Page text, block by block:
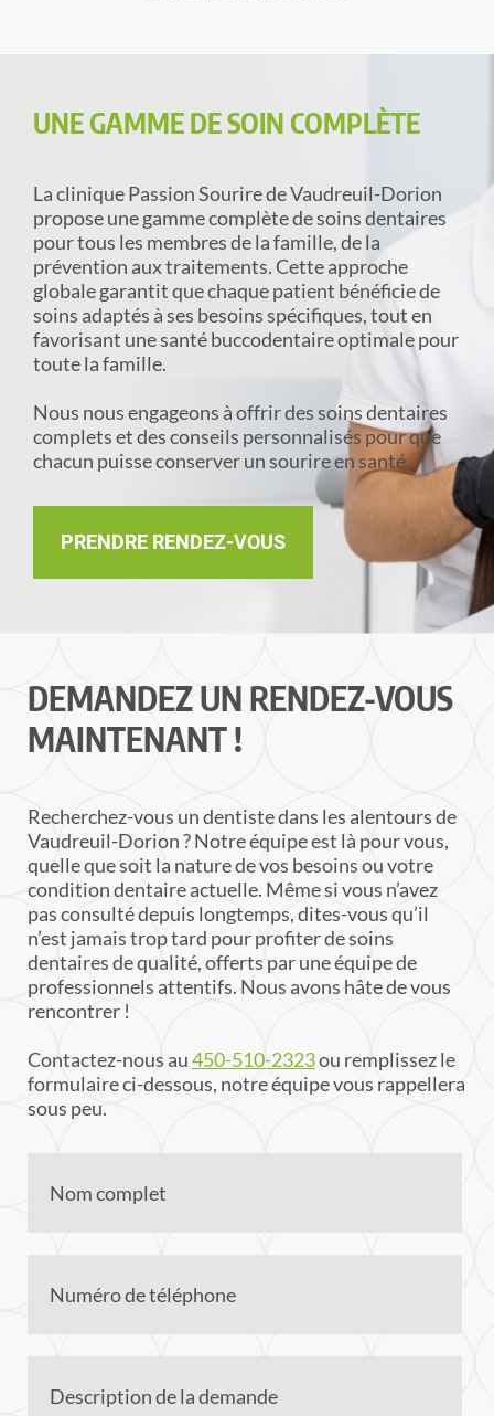
UNE GAMME DE SOIN COMPLÈTE
La clinique Passion Sourire de Vaudreuil-Dorion
propose une gamme complète de soins dentaires
pour tous les membres de la famille, de la
prévention aux traitements. Cette approche
globale garantit que chaque patient bénéficie de
soins adaptés à ses besoins spécifiques, tout en
favorisant une santé buccodentaire optimale pour
toute la famille.
Nous nous engageons à offrir des soins dentaires
complets et des conseils personnalisés pour que
chacun puisse conserver un sourire en santé.
PRENDRE RENDEZ-VOUS
DEMANDEZ UN RENDEZ-VOUS
MAINTENANT !
Recherchez-vous un dentiste dans les alentours de
Vaudreuil-Dorion ? Notre équipe est là pour vous,
quelle que soit la nature de vos besoins ou votre
condition dentaire actuelle. Même si vous n’avez
pas consulté depuis longtemps, dites-vous qu’il
n’est jamais trop tard pour profiter de soins
dentaires de qualité, offerts par une équipe de
professionnels attentifs. Nous avons hâte de vous
rencontrer !
Contactez-nous au450-510-2323ou remplissez le
formulaire ci-dessous, notre équipe vous rappellera
sous peu.